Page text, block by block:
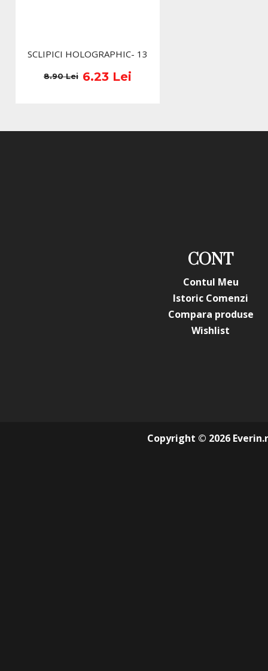
SCLIPICI HOLOGRAPHIC- 13
6.23 Lei
8.90 Lei
CONT
Contul Meu
Istoric Comenzi
Compara produse
Wishlist
Copyright © 2026